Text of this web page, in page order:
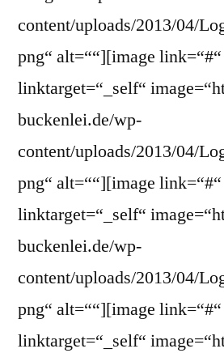
content/uploads/2013/04/
png“ alt=““][image link=“#“
linktarget=“_self“
buckenlei.de/wp-
content/uploads/2013/04/
png“ alt=““][image link=“#“
linktarget=“_self“
buckenlei.de/wp-
content/uploads/2013/04/
png“ alt=““][image link=“#“
linktarget=“_self“